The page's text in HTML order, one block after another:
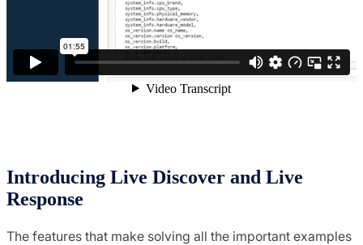
Introducing Live Discover and Live
Response
The features that make solving all the important examples